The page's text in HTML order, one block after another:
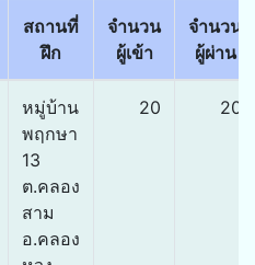
สถานที่
ฝึก
จำนวน
ผู้เข้า
จำนวน
ผู้ผ่าน
หมู่บ้าน
พฤกษา
13
ต.คลอง
สาม
อ.คลอง
20 20